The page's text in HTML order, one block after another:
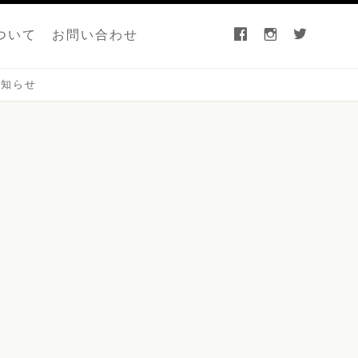
いて お問い合わせ facebook instagram twitter
らせ